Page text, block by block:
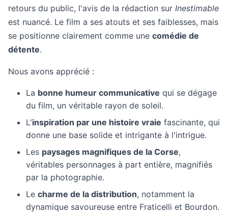
retours du public, l'avis de la rédaction sur Inestimable
est nuancé. Le film a ses atouts et ses faiblesses, mais
se positionne clairement comme une comédie de
détente.
Nous avons apprécié :
La bonne humeur communicative qui se dégage
du film, un véritable rayon de soleil.
L'inspiration par une histoire vraie fascinante, qui
donne une base solide et intrigante à l'intrigue.
Les paysages magnifiques de la Corse,
véritables personnages à part entière, magnifiés
par la photographie.
Le charme de la distribution, notamment la
dynamique savoureuse entre Fraticelli et Bourdon.